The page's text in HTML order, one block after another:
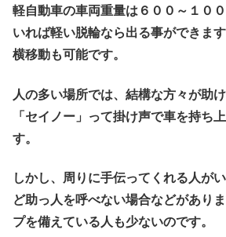
軽自動車の車両重量は６００～１０
いれば軽い脱輪なら出る事ができま
横移動も可能です。
人の多い場所では、結構な方々が助
「セイノー」って掛け声で車を持ち
す。
しかし、周りに手伝ってくれる人が
ど助っ人を呼べない場合などがあり
プを備えている人も少ないのです。